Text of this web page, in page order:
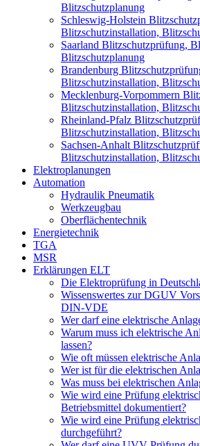
Blitzschutzplanung
Schleswig-Holstein
Blitzschutzinstallation,
Saarland Blitzschutzprüfung,
Blitzschutzplanung
Brandenburg
Blitzschutzinstallation,
Mecklenburg-Vorpommern
Blitzschutzinstallation,
Rheinland-Pfalz
Blitzschutzinstallation,
Sachsen-Anhalt
Blitzschutzinstallation,
Elektroplanungen
Automation
Hydraulik Pneumatik
Werkzeugbau
Oberflächentechnik
Energietechnik
TGA
MSR
Erklärungen ELT
Die Elektroprüfung in
Wissenswertes zur DGUV
DIN-VDE
Wer darf eine elektrische
Warum muss ich elektrische
lassen?
Wie oft müssen elektrische
Wer ist für die elektrischen
Was muss bei elektrischen
Wie wird eine Prüfung
Betriebsmittel dokumentiert?
Wie wird eine Prüfung
durchgeführt?